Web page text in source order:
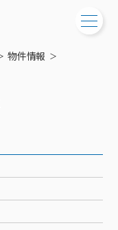
物件情報